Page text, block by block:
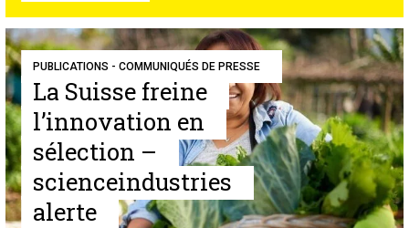
PUBLICATIONS - COMMUNIQUÉS DE PRESSE
La Suisse freine
l’innovation en
sélection –
scienceindustries
alerte